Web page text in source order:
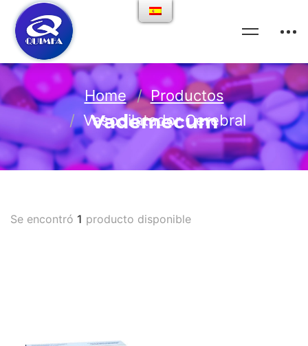
Vademecum
Home
Productos
Vasodilatador Cerebral
Se encontró 1 producto disponible